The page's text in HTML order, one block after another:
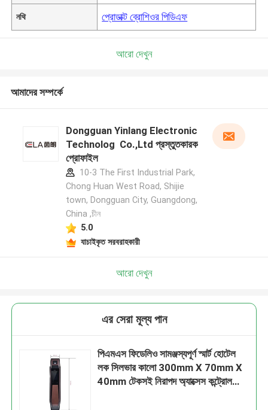
নথি প্রোডাক্ট ব্রোশিওর পিডিএফ
আরো দেখুন
আমাদের সম্পর্কে
Dongguan Yinlang Electronic
Technolog Co.,Ltd প্রস্তুতকারক
প্রোফাইল
10-3 The First Industrial Park,
Chong Huan West Road, Shijie
town, Dongguan City, Guangdong,
China ,চীন
5.0
যাচাইকৃত সরবরাহকারী
আরো দেখুন
এর সেরা মূল্য পান
পিএমএস ফিডেলিও সামঞ্জস্যপূর্ণ স্মার্ট হোটেল
লক সিলভার কালো 300mm X 70mm X
40mm টেকসই নিরাপদ অ্যাক্সেস কন্ট্রোল